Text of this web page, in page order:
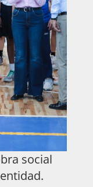
social